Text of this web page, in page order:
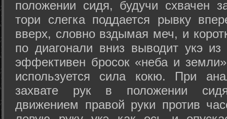
положении сидя, будучи схвачен
тори слегка поддается рывку
вверх, словно вздымая меч, и
по диагонали вниз выводит укэ
эффективен бросок «неба и
используется сила кокю. При
захвате рук в положении
движением правой руки против